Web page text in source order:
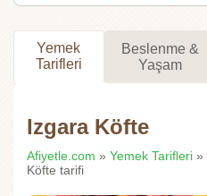
Yemek
Tarifleri
Beslenme &
Yaşam
Izgara Köfte
Afiyetle.com » Yemek Tarifleri »
Köfte tarifi